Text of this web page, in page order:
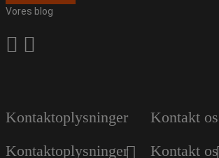
Vores blog
Kontaktoplysninger
Kontaktoplysninger
Kontakt os
Kontakt os